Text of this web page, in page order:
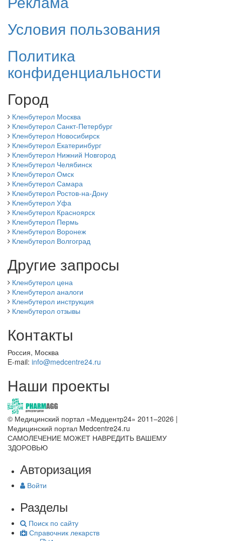
Условия пользования
Политика
конфиденциальности
Город
Кленбутерол Москва
Кленбутерол Санкт-Петербург
Кленбутерол Новосибирск
Кленбутерол Екатеринбург
Кленбутерол Нижний Новгород
Кленбутерол Челябинск
Кленбутерол Омск
Кленбутерол Самара
Кленбутерол Ростов-на-Дону
Кленбутерол Уфа
Кленбутерол Красноярск
Кленбутерол Пермь
Кленбутерол Воронеж
Кленбутерол Волгоград
Другие запросы
Кленбутерол цена
Кленбутерол аналоги
Кленбутерол инструкция
Кленбутерол отзывы
Контакты
Россия, Москва
E-mail: info@medcentre24.ru
Наши проекты
© Медицинский портал «Медцентр24» 2011–2026 |
Медицинский портал Medcentre24.ru
САМОЛЕЧЕНИЕ МОЖЕТ НАВРЕДИТЬ ВАШЕМУ
ЗДОРОВЬЮ
Авторизация
Войти
Разделы
Поиск по сайту
Справочник лекарств